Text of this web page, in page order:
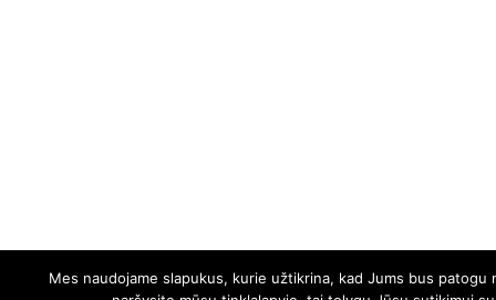
Mes naudojame slapukus, kurie užtikrina, kad Jums bus patogu